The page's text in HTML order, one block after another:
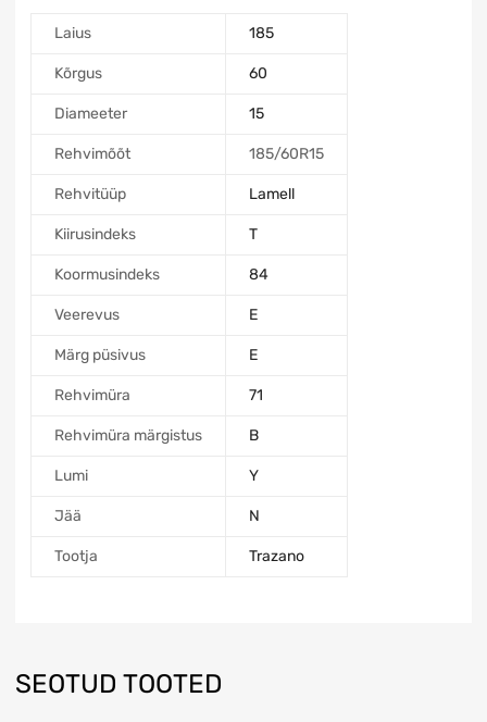
Laius 185
Kõrgus 60
Diameeter 15
Rehvimõõt 185/60R15
Rehvitüüp Lamell
Kiirusindeks T
Koormusindeks 84
Veerevus E
Märg püsivus E
Rehvimüra 71
Rehvimüra märgistus B
Lumi Y
Jää N
Tootja Trazano
SEOTUD TOOTED